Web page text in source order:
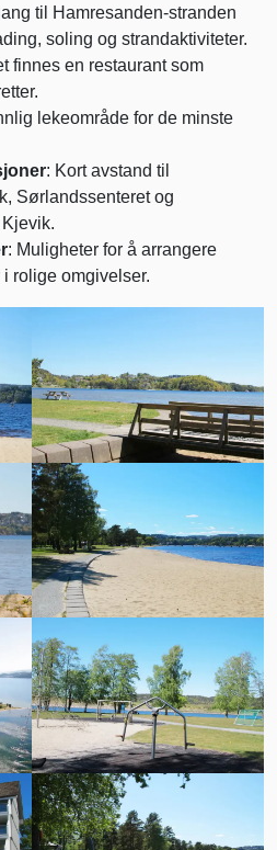
til Hamresanden-stranden
soling og strandaktiviteter.
finnes en restaurant som
lekeområde for de minste
: Kort avstand til
Sørlandssenteret og
: Muligheter for å arrangere
rolige omgivelser.